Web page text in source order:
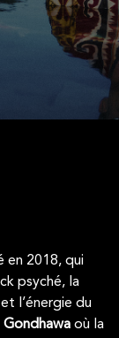
en 2018, qui
psyché, la
l’énergie du
Gondhawa où la